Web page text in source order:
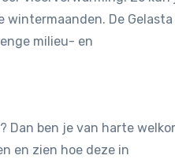
De Gelasta
milieu- en
Dan ben je van harte
en zien hoe deze in